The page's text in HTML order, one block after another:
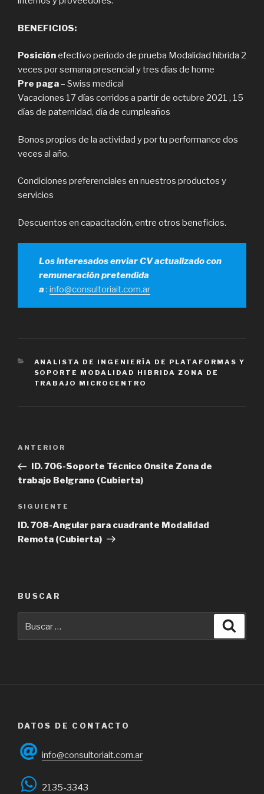
BENEFICIOS:
Posiciónefectivo periodo de prueba Modalidad hibrida 2
veces por semana presencial y tres días de home
Pre paga– Swiss medical
Vacaciones 17 días corridos a partir de octubre 2021 , 15
días de paternidad, día de cumpleaños
Bonos propios de la actividad y por tu performance dos
veces al año.
Condiciones preferenciales en nuestros productos y
servicios
Descuentos en capacitación, entre otros beneficios.
Los interesados enviar CV actualizado con
remuneración pretendida
a: info@consultoriait.com.ar
CATEGORÍAS
ANALISTA DE INGENIERÍA DE PLATAFORMAS Y
SOPORTE MODALIDAD HIBRIDA ZONA DE
TRABAJO MICROCENTRO
entradas
Entrada
anterior
ANTERIOR
ID. 706-Soporte Técnico Onsite Zona de
trabajo Belgrano (Cubierta)
Siguiente
entrada
SIGUIENTE
ID. 708-Angular para cuadrante Modalidad
Remota (Cubierta)
BUSCAR
por:
DATOS DE CONTACTO
info@consultoriait.com.ar
2135-3343